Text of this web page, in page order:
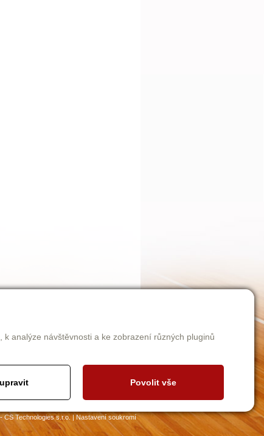
analýze návštěvnosti a ke zobrazení různých pluginů
Povolit vše
CS Technologies s.r.o.|Nastavení soukromí